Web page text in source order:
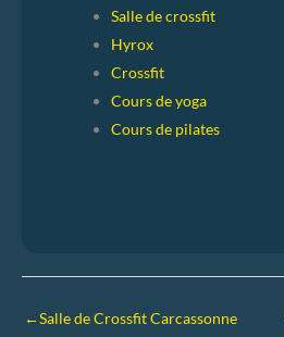
Salle de crossfit
Hyrox
Crossfit
Cours de yoga
Cours de pilates
←Salle de Crossfit Carcassonne